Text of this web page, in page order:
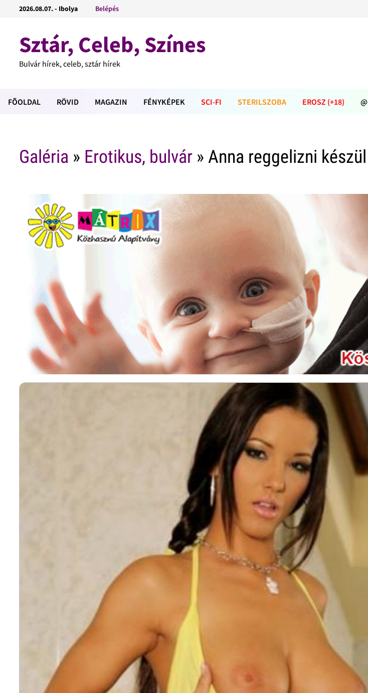
2026.08.07. - Ibolya Belépés
Sztár, Celeb, Színes
Bulvár hírek, celeb, sztár hírek
FÕOLDAL RÖVID MAGAZIN FÉNYKÉPEK SCI-FI STERILSZOBA EROSZ (+18) @
Galéria » Erotikus, bulvár » Anna reggelizni készül